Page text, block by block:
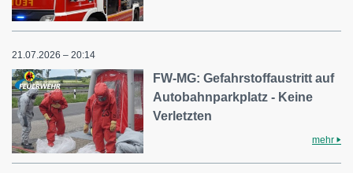
21.07.2026 – 20:14
FW-MG: Gefahrstoffaustritt auf
Autobahnparkplatz - Keine
Verletzten
mehr